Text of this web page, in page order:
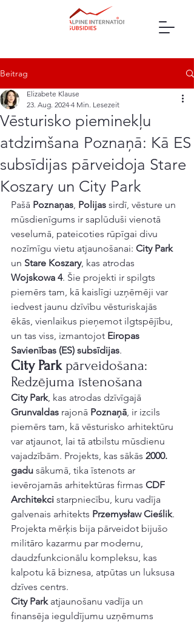
Beitrag
Vēsturisko pieminekļu
atdzimšana Poznaņā: Kā ES
subsīdijas pārveidoja Stare
Koszary un City Park
Elizabete Klause
23. Aug. 2024 4 Min. Lesezeit
Pašā Poznaņas, Polijas sirdī, vēsture un
mūsdienīgums ir saplūduši vienotā
veselumā, pateicoties rūpīgai divu
nozīmīgu vietu atjaunošanai: City Park
un Stare Koszary, kas atrodas
Wojskowa 4. Šie projekti ir spilgts
piemērs tam, kā kaislīgi uzņēmēji var
iedvest jaunu dzīvību vēsturiskajās
ēkās, vienlaikus pieņemot ilgtspējību,
un tas viss, izmantojot Eiropas
Savienības (ES) subsīdijas.
City Park pārveidošana:
Redzējuma īstenošana
City Park, kas atrodas dzīvīgajā
Grunvaldas rajonā Poznaņā, ir izcils
piemērs tam, kā vēsturisko arhitektūru
var atjaunot, lai tā atbilstu mūsdienu
vajadzībām. Projekts, kas sākās 2000.
gadu sākumā, tika īstenots ar
ievērojamās arhitektūras firmas CDF
Architekci starpniecību, kuru vadīja
galvenais arhitekts Przemysław Cieślik.
Projekta mērķis bija pārveidot bijušo
militāro kazarmu par modernu,
daudzfunkcionālu kompleksu, kas
kalpotu kā biznesa, atpūtas un luksusa
dzīves centrs.
City Park atjaunošanu vadīja un
finansēja ieguldījumu uzņēmums